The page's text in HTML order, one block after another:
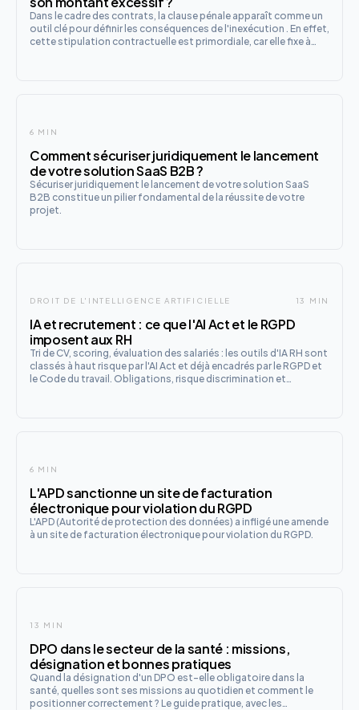
Dans le cadre des contrats, la clause pénale apparaît comme un
outil clé pour définir les conséquences de l'inexécution . En effet,
cette stipulation contractuelle est primordiale, car elle fixe à
6 MIN
Comment sécuriser juridiquement le lancement
de votre solution SaaS B2B ?
Sécuriser juridiquement le lancement de votre solution SaaS
B2B constitue un pilier fondamental de la réussite de votre
projet.
DROIT DE L'INTELLIGENCE ARTIFICIELLE 13 MIN
IA et recrutement : ce que l'AI Act et le RGPD
imposent aux RH
Tri de CV, scoring, évaluation des salariés : les outils d'IA RH sont
classés à haut risque par l'AI Act et déjà encadrés par le RGPD et
le Code du travail. Obligations, risque discrimination et
6 MIN
L'APD sanctionne un site de facturation
électronique pour violation du RGPD
L'APD (Autorité de protection des données) a infligé une amende
à un site de facturation électronique pour violation du RGPD.
13 MIN
DPO dans le secteur de la santé : missions,
désignation et bonnes pratiques
Quand la désignation d'un DPO est-elle obligatoire dans la
santé, quelles sont ses missions au quotidien et comment le
positionner correctement ? Le guide pratique, avec les